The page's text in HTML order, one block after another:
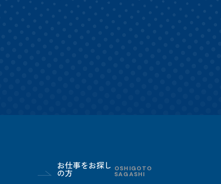
お仕事をお探し
の方 OSHIGOTO
SAGASHI